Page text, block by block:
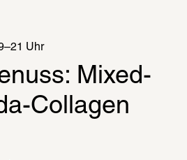
Uhr
Mixed-
Collagen